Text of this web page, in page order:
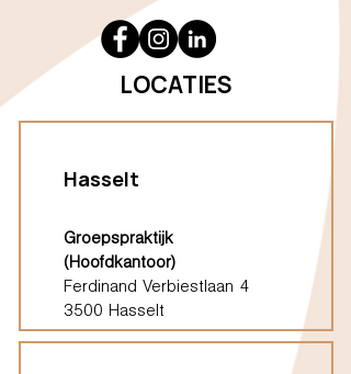
LOCATIES
Hasselt
Groepspraktijk
(Hoofdkantoor)
Ferdinand Verbiestlaan 4
3500 Hasselt